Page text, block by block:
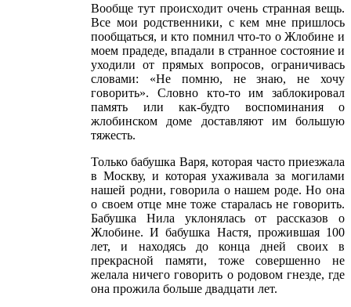
Вообще тут происходит очень странная вещь.
Все мои родственники, с кем мне пришлось
пообщаться, и кто помнил что-то о Жлобине и
моем прадеде, впадали в странное состояние и
уходили от прямых вопросов, ограничивась
словами: «Не помню, не знаю, не хочу
говорить». Словно кто-то им заблокировал
память или как-будто воспоминания о
жлобинском доме доставляют им большую
тяжесть.
Только бабушка Варя, которая часто приезжала
в Москву, и которая ухаживала за могилами
нашей родни, говорила о нашем роде. Но она
о своем отце мне тоже старалась не говорить.
Бабушка Нила уклонялась от рассказов о
Жлобине. И бабушка Настя, прожившая 100
лет, и находясь до конца дней своих в
прекрасной памяти, тоже совершенно не
желала ничего говорить о родовом гнезде, где
она прожила больше двадцати лет.